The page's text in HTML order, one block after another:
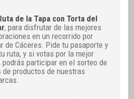
de la Tapa con Torta del
, para disfrutar de las mejores
en un recorrido por
de Cáceres. Pide tu pasaporte y
ruta, y si votas por la mejor
podrás participar en el sorteo de
de productos de nuestras